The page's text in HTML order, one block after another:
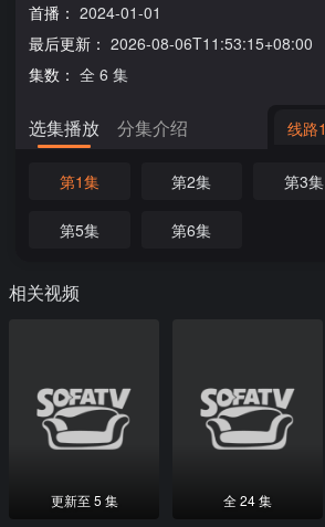
首播： 2024-01-01
最后更新： 2026-08-06T11:53:15+08:00
集数： 全 6 集
选集播放 分集介绍 线路1
第1集 第2集 第3集
第5集 第6集
相关视频
更新至 5 集 全 24 集